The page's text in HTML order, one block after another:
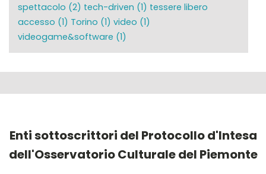
spettacolo (2) tech-driven (1) tessere libero
accesso (1) Torino (1) video (1)
videogame&software (1)
Enti sottoscrittori del Protocollo d'Intesa
dell'Osservatorio Culturale del Piemonte